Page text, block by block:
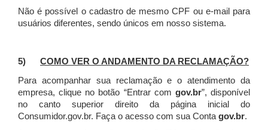
Não é possível o cadastro de mesmo CPF ou e-mail para
usuários diferentes, sendo únicos em nosso sistema.
5) COMO VER O ANDAMENTO DA RECLAMAÇÃO?
Para acompanhar sua reclamação e o atendimento da
empresa, clique no botão “Entrar com gov.br”, disponível
no canto superior direito da página inicial do
Consumidor.gov.br. Faça o acesso com sua Contagov.br.